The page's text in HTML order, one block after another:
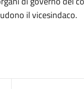
il vicesindaco.